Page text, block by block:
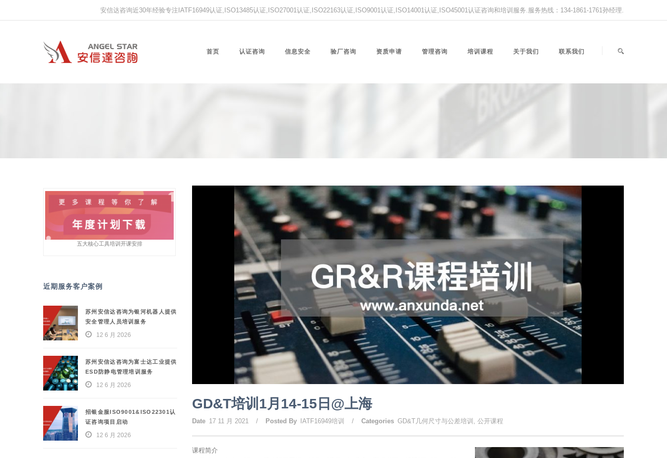
安信达咨询近30年经验专注IATF16949认证,ISO13485认证,ISO27001认证,ISO22163认证,ISO9001认证,ISO14001认证,ISO45001认证咨询和培训服务.服务热线：134-1861-1761孙经理.
首页 认证咨询 信息安全 验厂咨询 资质申请 管理咨询 培训课程 关于我们 联系我们
GD&T培训1月14-15日@上海
Date 17 11 月 2021 / Posted By IATF16949培训 / Categories GD&T几何尺寸与公差培训 , 公开课程
课程简介
五大核心工具培训开课安排
近期服务客户案例
苏州安信达咨询为银河机器人提供
安全管理人员培训服务
12 6 月 2026
苏州安信达咨询为富士达工业提供
ESD防静电管理培训服务
12 6 月 2026
招银金服ISO9001&ISO22301认
证咨询项目启动
12 6 月 2026